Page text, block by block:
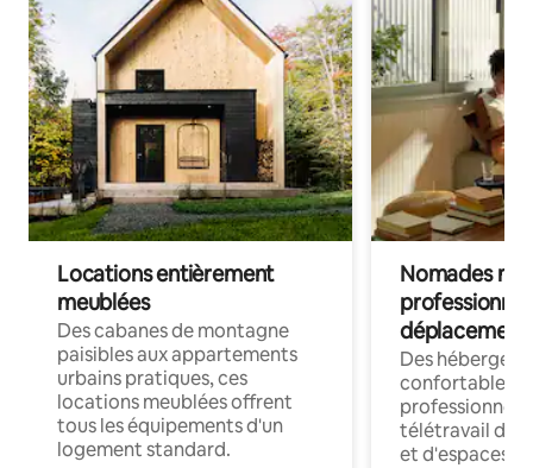
Locations entièrement
meublées
Des cabanes de montagne
paisibles aux appartements
urbains pratiques, ces
locations meublées offrent
tous les équipements d'un
logement standard.
Nomades
déplacement
Des
confortables
professionnels
télétravail
et d'espaces